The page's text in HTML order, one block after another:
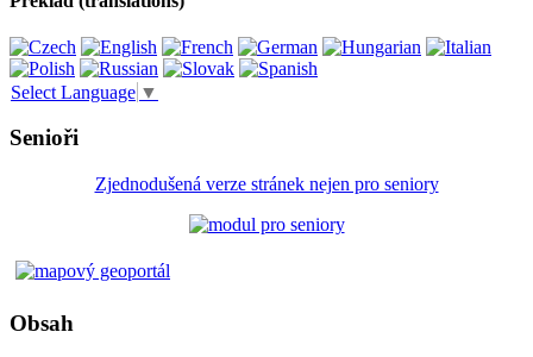
Select Language ▼
Senioři
Zjednodušená verze stránek nejen pro seniory
Obsah